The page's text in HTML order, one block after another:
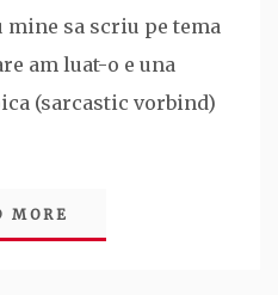
mine sa scriu pe tema
am luat-o e una
(sarcastic vorbind)
MORE